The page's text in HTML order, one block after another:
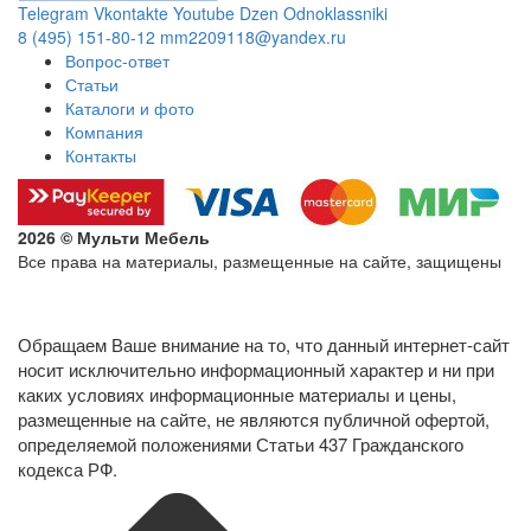
Telegram Vkontakte Youtube Dzen Odnoklassniki
8 (495) 151-80-12 mm2209118@yandex.ru
Вопрос-ответ
Статьи
Каталоги и фото
Компания
Контакты
2026 © Мульти Мебель
Все права на материалы, размещенные на сайте, защищены
Обращаем Ваше внимание на то, что данный интернет-сайт
носит исключительно информационный характер и ни при
каких условиях информационные материалы и цены,
размещенные на сайте, не являются публичной офертой,
определяемой положениями Статьи 437 Гражданского
кодекса РФ.